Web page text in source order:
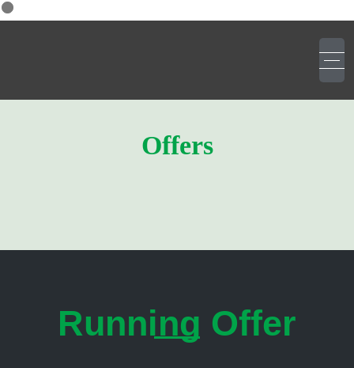
Offers
Running Offer